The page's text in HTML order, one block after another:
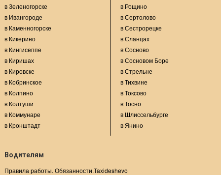
в Зеленогорске
в Ивангороде
в Каменногорске
в Кикерино
в Кингисеппе
в Киришах
в Кировске
в Кобринское
в Колпино
в Колтуши
в Коммунаре
в Кронштадт
в Рощино
в Сертолово
в Сестрорецке
в Сланцах
в Сосново
в Сосновом Боре
в Стрельне
в Тихвине
в Токсово
в Тосно
в Шлиссельбурге
в Янино
Водителям
Правила работы. Обязанности.Taxideshevo